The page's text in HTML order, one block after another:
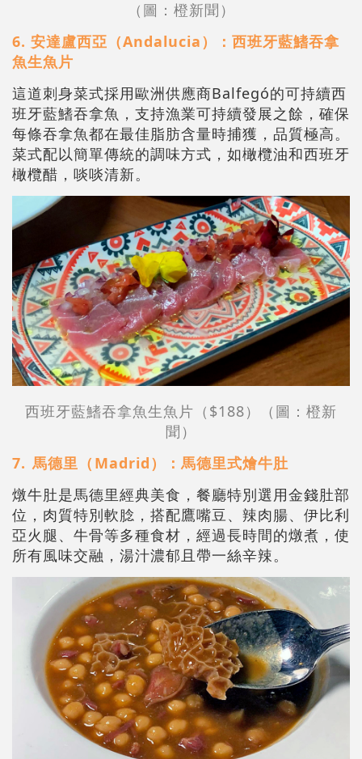
（圖：橙新聞）
6. 安達盧西亞（Andalucia）：西班牙藍鰭吞拿
魚生魚片
這道刺身菜式採用歐洲供應商Balfegó的可持續西
班牙藍鰭吞拿魚，支持漁業可持續發展之餘，確保
每條吞拿魚都在最佳脂肪含量時捕獲，品質極高。
菜式配以簡單傳統的調味方式，如橄欖油和西班牙
橄欖醋，啖啖清新。
西班牙藍鰭吞拿魚生魚片（$188）（圖：橙新
聞）
7.⁠ ⁠馬德里（⁠Madrid）：馬德里式燴牛肚
燉牛肚是馬德里經典美食，餐廳特別選用金錢肚部
位，肉質特別軟腍，搭配鷹嘴豆、辣肉腸、伊比利
亞火腿、牛骨等多種食材，經過長時間的燉煮，使
所有風味交融，湯汁濃郁且帶一絲辛辣。